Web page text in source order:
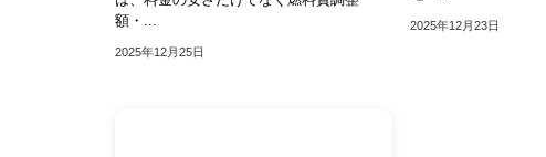
額・...
2025年12月25日
2025年12月23日